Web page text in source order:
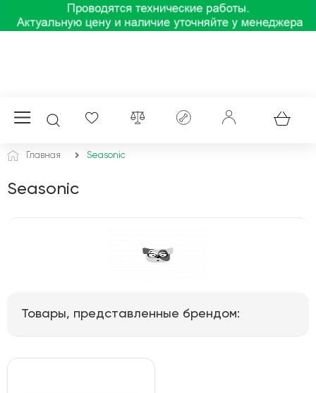
Главная Seasonic
Seasonic
Товары, представленные брендом: